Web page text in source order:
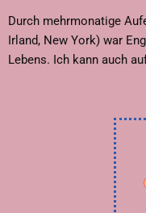
Durch mehrmonatige
Irland, New York) war
Lebens. Ich kann auch